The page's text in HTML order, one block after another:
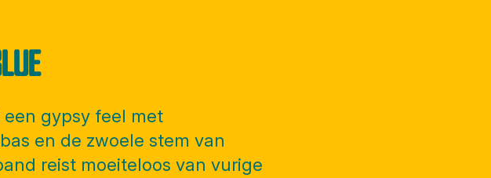
gypsy feel met
en de zwoele stem van
reist moeiteloos van vurige